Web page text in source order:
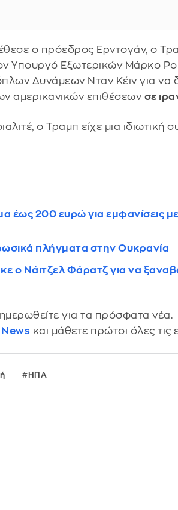
ο πρόεδρος Ερντογάν, ο
Υπουργό Εξωτερικών Μάρκο
Δυνάμεων Νταν Κέιν για να
αμερικανικών επιθέσεων σε
ο Τραμπ είχε μια ιδιωτική
έως 200 ευρώ για εμφανίσεις
πλήγματα στην Ουκρανία
ο Νάιτζελ Φάρατζ για να
για τα πρόσφατα νέα.
και μάθετε πρώτοι όλες τις
ΗΠΑ